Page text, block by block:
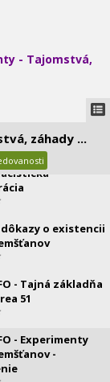
- Tajomstvá,
záhady ...
- Poklad na
archa zmluvy?
dôkazy o existencii
- Tajná základňa
51
- Experimenty
-